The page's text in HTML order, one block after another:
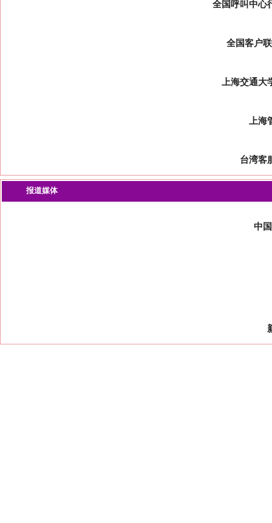
全国呼叫中心
全国客户
上海交通大
上海
台湾客
报道媒体
中